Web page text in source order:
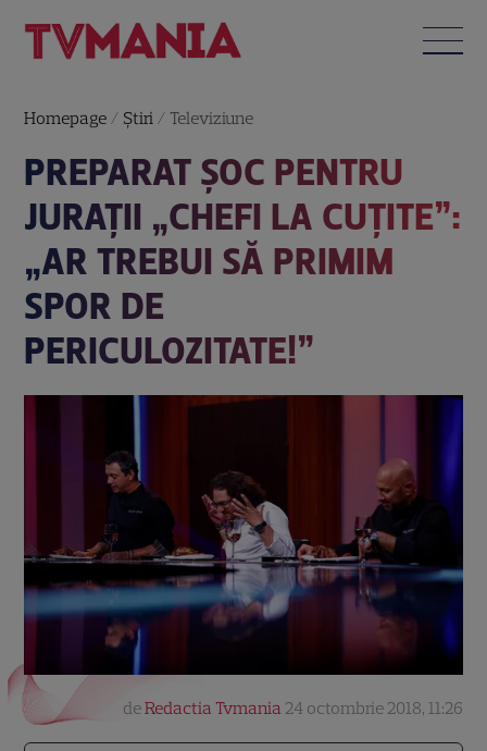
Homepage / Știri / Televiziune
PREPARAT ȘOC PENTRU
JURAȚII „CHEFI LA CUȚITE”:
„AR TREBUI SĂ PRIMIM
SPOR DE
PERICULOZITATE!”
deRedactia Tvmania 24 octombrie 2018, 11:26